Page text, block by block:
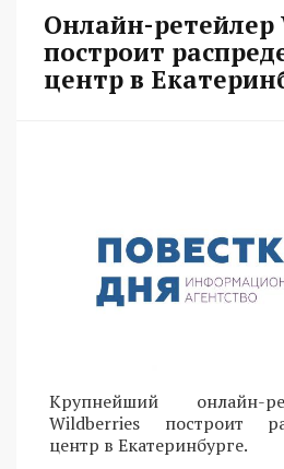
Онлайн-
построит
центр в
Крупнейший онлайн-
Wildberries построит
центр в Екатеринбурге.